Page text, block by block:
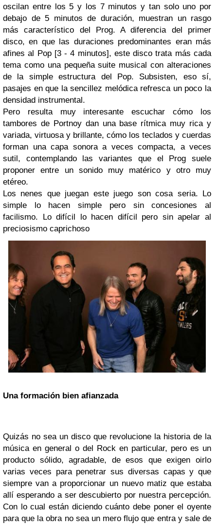
oscilan entre los 5 y los 7 minutos y tan solo uno por
debajo de 5 minutos de duración, muestran un rasgo
más característico del Prog. A diferencia del primer
disco, en que las duraciones predominantes eran más
afines al Pop [3 - 4 minutos], este disco trata más cada
tema como una pequeña suite musical con alteraciones
de la simple estructura del Pop. Subsisten, eso sí,
pasajes en que la sencillez melódica refresca un poco la
densidad instrumental.
Pero resulta muy interesante escuchar cómo l os
tambores dePortnoy dan una base rítmica muy rica y
variada, virtuosa y brillante, cómo los teclados y cuerdas
forman una capa sonora a veces compacta, a veces
sutil, contemplando las variantes que el Prog suele
proponer entre un sonido muy matérico y otro muy
etéreo.
Los nenes que juegan este juego son cosa seria. Lo
simple lo hacen simple pero sin concesiones al
facilismo. Lo difícil lo hacen difícil pero sin apelar al
preciosismo caprichoso
Una formación bien afianzada
Quizás no sea un disco que revolucione la historia de la
música en general o del Rock en particular, pero es un
producto sólido, agradable, deesos que exigen oirlo
varias veces para penetrar sus diversas capas y que
siempre van a proporcionar un nuevo matiz que estaba
allí esperando a ser descubierto por nuestra percepción.
Con lo cual están diciendo cuánto debe poner el oyente
para que la obra no sea un mero flujo que entra y sale de